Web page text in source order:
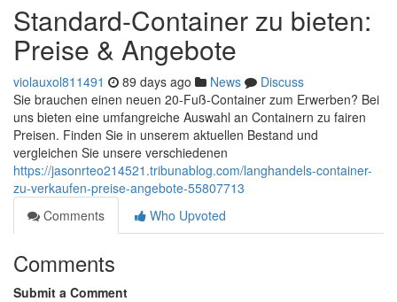
Standard-Container zu bieten:
Preise & Angebote
violauxol811491 89 days ago News
Discuss
Sie brauchen einen neuen 20-Fuß-Container zum Erwerben? Bei
uns bieten eine umfangreiche Auswahl an Containern zu fairen
Preisen. Finden Sie in unserem aktuellen Bestand und
vergleichen Sie unsere verschiedenen
https://jasonrteo214521.tribunablog.com/langhandels-container-
zu-verkaufen-preise-angebote-55807713
Comments
Who Upvoted
Comments
Submit a Comment